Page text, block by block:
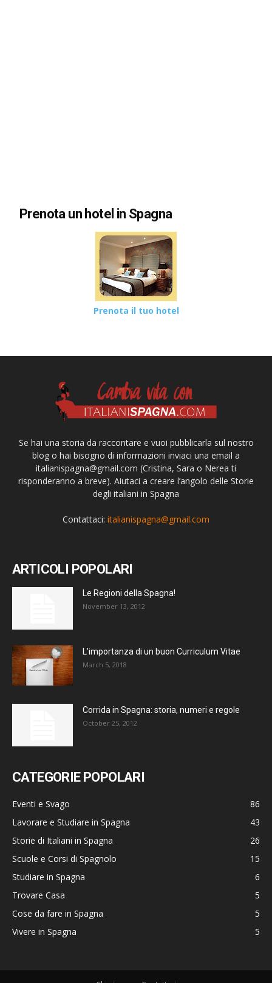
Prenota un hotel in Spagna
Prenota il tuo hotel
Se hai una storia da raccontare e vuoi pubblicarla sul nostro
blog o hai bisogno di informazioni inviaci una email a
italianispagna@gmail.com (Cristina, Sara o Nerea ti
risponderanno a breve). Aiutaci a creare l’angolo delle Storie
degli italiani in Spagna
Contattaci: italianispagna@gmail.com
ARTICOLI POPOLARI
Le Regioni della Spagna!
November 13, 2012
L’importanza di un buon Curriculum Vitae
March 5, 2018
Corrida in Spagna: storia, numeri e regole
October 25, 2012
CATEGORIE POPOLARI
Eventi e Svago
86
Lavorare e Studiare in Spagna
43
Storie di Italiani in Spagna
26
Scuole e Corsi di Spagnolo
15
Studiare in Spagna
6
Trovare Casa
5
Cose da fare in Spagna
5
Vivere in Spagna
5